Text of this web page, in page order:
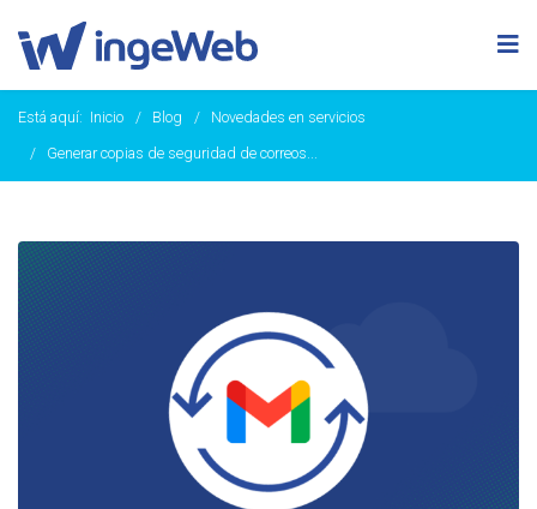
Está aquí: Inicio Blog
Novedades en servicios
Generar copias de seguridad de correos...